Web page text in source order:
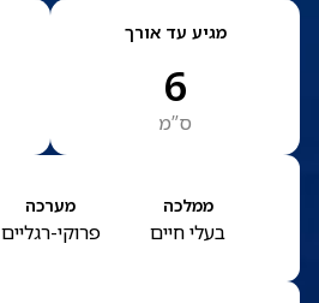
מגיע עד אורך
6
ס”מ
ממלכה
בעלי חיים
מערכה
פרוקי-רגליים